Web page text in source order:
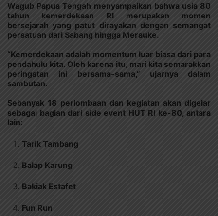
Wagub Papua Tengah menyampaikan bahwa usia 80
tahun kemerdekaan RI merupakan momen
bersejarah yang patut dirayakan dengan semangat
persatuan dari Sabang hingga Merauke.
“Kemerdekaan adalah momentum luar biasa dari para
pendahulu kita. Oleh karena itu, mari kita semarakkan
peringatan ini bersama-sama,” ujarnya dalam
sambutan.
Sebanyak 18 perlombaan dan kegiatan akan digelar
sebagai bagian dari side event HUT RI ke-80, antara
lain:
Tarik Tambang
Balap Karung
Bakiak Estafet
Fun Run